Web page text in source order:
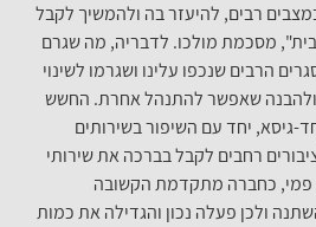
רבים, להיעזר בה ולהמשיך לקבל
מסכמת מולכו. לדבריה, מה שגרם
הרבים שנכפו עלינו ושגרמו לשינוי
ולהבנה שאפשר להתנהל אחרת. החשש
גיסא, יחד עם השיפור בשירותים
רחבים לקבל בברכה את שירותי
פמי, כחברה מתקדמת הקשובה
ולכן פעלה נכון והגדילה את כמות